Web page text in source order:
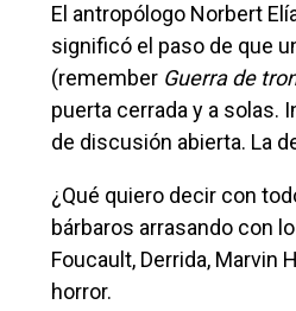
El antropólogo Norbert
significó el paso de que
(remember Guerra de
puerta cerrada y a solas.
de discusión abierta. La
¿Qué quiero decir con todo esto? No somos animales. Ni seres primitivos. Ni
bárbaros arrasando con
Foucault, Derrida, Marvin
horror.